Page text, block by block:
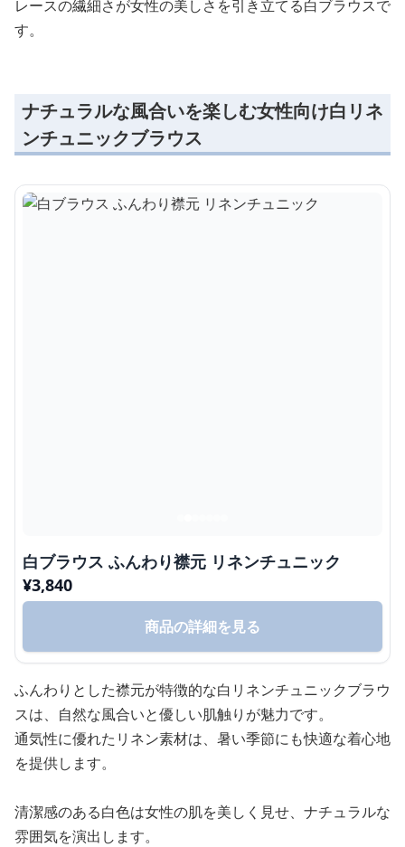
レースの繊細さが女性の美しさを引き立てる白ブラウスで
す。
ナチュラルな風合いを楽しむ女性向け白リネ
ンチュニックブラウス
白ブラウス ふんわり襟元 リネンチュニック
¥3,840
商品の詳細を見る
ふんわりとした襟元が特徴的な白リネンチュニックブラウ
スは、自然な風合いと優しい肌触りが魅力です。
通気性に優れたリネン素材は、暑い季節にも快適な着心地
を提供します。
清潔感のある白色は女性の肌を美しく見せ、ナチュラルな
雰囲気を演出します。